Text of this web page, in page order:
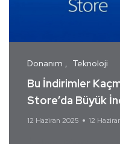
Donanım Teknoloji
Bu İndirimler
Store’da Büyük
12 Haziran 2025 12